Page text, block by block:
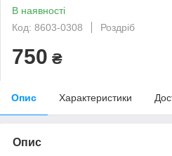
В наявності
Код: 8603-0308
Роздріб
750 ₴
Опис Характеристики
Опис